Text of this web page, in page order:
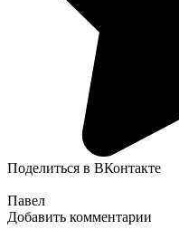
Поделиться в ВКонтакте
Павел
Добавить комментарии